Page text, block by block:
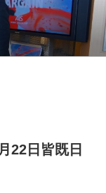
22日皆既日